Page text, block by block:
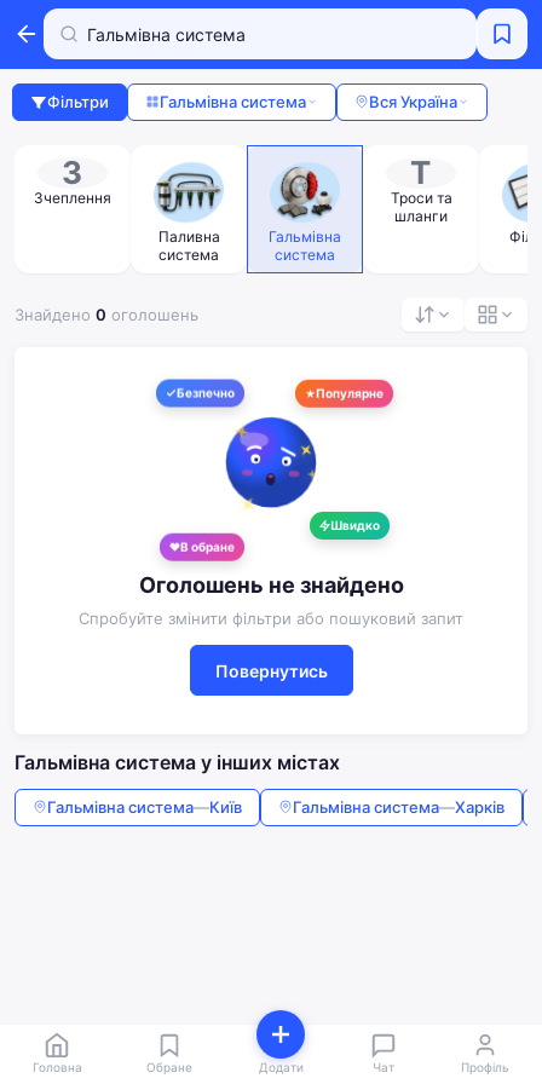
Фільтри Гальмівна система Вся Україна
З
Зчеплення
Паливна
система
Гальмівна
система
Т
Троси та
шланги
Знайдено 0 оголошень
Безпечно Популярне
Швидко
В обране
Оголошень не знайдено
Спробуйте змінити фільтри або пошуковий запит
Повернутись
Гальмівна система у інших містах
Гальмівна система—Київ Гальмівна система—Харків
Головна Обране Додати Чат Профіль